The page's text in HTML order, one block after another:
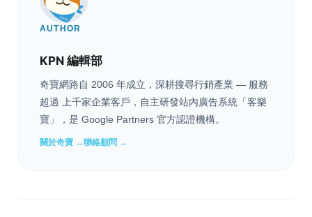
AUTHOR
KPN 編輯部
奇寶網路自 2006 年成立，深耕搜尋行銷產業 — 服務
超過 上千家企業客戶，自主研發站內廣告系統「客樂
寶」，是 Google Partners 官方認證機構。
關於奇寶 →聯絡顧問 →